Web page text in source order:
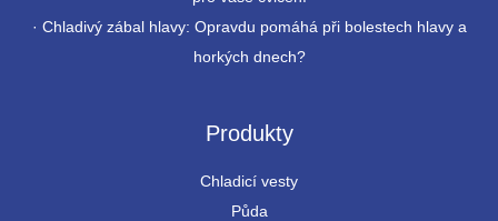
· Chladivý zábal hlavy: Opravdu pomáhá při bolestech hlavy a
horkých dnech?
Produkty
Chladicí vesty
Půda